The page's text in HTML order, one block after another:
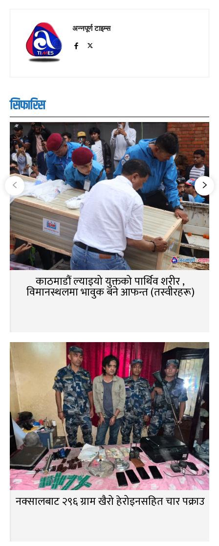
अन्नपूर्ण टाइम्स
सिफारिस
काठमाडौं ल्याइयो युक्तको पार्थिव शरीर ,
विमानस्थलमा भावुक बने आफन्त (तस्वीरहरू)
नक्सालबाट २९६ ग्राम खैरो हेरोइनसहित चार पक्राउ